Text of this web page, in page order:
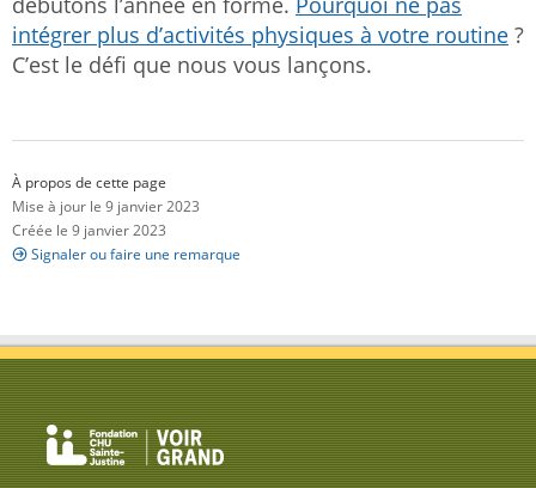
intégrer plus d’activités physiques à votre routine ?
C’est le défi que nous vous lançons.
À propos de cette page
Mise à jour le 9 janvier 2023
Créée le 9 janvier 2023
Signaler ou faire une remarque